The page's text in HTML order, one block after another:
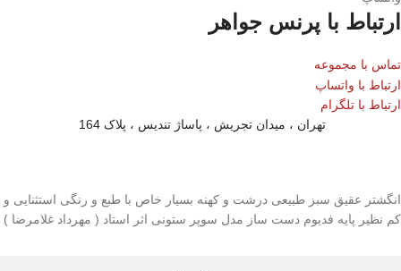
ارتباط با پرنس جواهر
تماس با مجموعه
ارتباط با واتساپ
ارتباط با تلگرام
تهران ، میدان تجریش ، پاساژ تندیس ، پلاک 164
انگشتر عقیق سبز طبیعی درشت و کهنه بسیار خاص با طبع و رنگی استثنایی و
کم نظیر پایه فدیوم دست ساز مدل سوپر ستونی اثر استاد ( مهرداد غلامرضا )